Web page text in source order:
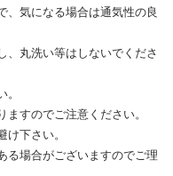
、気になる場合は通気性の良
丸洗い等はしないでくださ
すのでご注意ください。
下さい。
る場合がございますのでご理